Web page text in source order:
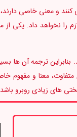
و معنی خاصی
را نخواهد داد. یکی
ترجمه آن ها
معنا و مفهوم
های زیادی روبرو